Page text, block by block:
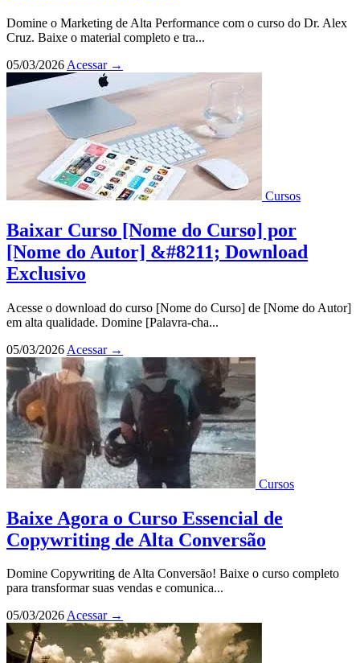
Domine o Marketing de Alta Performance com o curso do Dr. Alex
Cruz. Baixe o material completo e tra...
05/03/2026 Acessar →
Cursos
Baixar Curso [Nome do Curso] por
[Nome do Autor] &#8211; Download
Exclusivo
Acesse o download do curso [Nome do Curso] de [Nome do Autor]
em alta qualidade. Domine [Palavra-cha...
05/03/2026 Acessar →
Cursos
Baixe Agora o Curso Essencial de
Copywriting de Alta Conversão
Domine Copywriting de Alta Conversão! Baixe o curso completo
para transformar suas vendas e comunica...
05/03/2026Acessar →